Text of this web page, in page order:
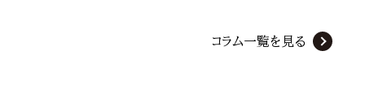
コラム一覧を見る